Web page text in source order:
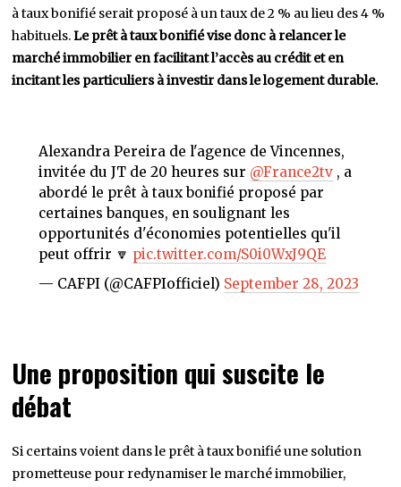
à taux bonifié serait proposé à un taux de 2 % au lieu des 4 %
habituels.Le prêt à taux bonifié vise donc à relancer le
marché immobilier en facilitant l’accès au crédit et en
incitant les particuliers à investir dans le logement durable.
Alexandra Pereira de l'agence de Vincennes,
invitée du JT de 20 heures sur @France2tv , a
abordé le prêt à taux bonifié proposé par
certaines banques, en soulignant les
opportunités d'économies potentielles qu'il
peut offrir 🔽 pic.twitter.com/S0i0WxJ9QE
— CAFPI (@CAFPIofficiel) September 28, 2023
Une proposition qui suscite le
débat
Si certains voient dans le prêt à taux bonifié une solution
prometteuse pour redynamiser le marché immobilier,